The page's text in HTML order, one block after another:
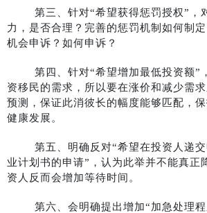
第三、针对“希望获得惩罚授权”，
力，是否合理？完善的惩罚机制如何制
机会申诉？如何申诉？
第四、针对“希望增加最低投资额”
资移民的需求，所以要在涨价和减少需
预测，保证此消彼长的幅度能够匹配，
健康发展。
第五、明确反对“希望在投资人递
业计划书的申请”，认为此举并不能真正
资人反而会增加等待时间。
第六、会明确提出增加“加急处理